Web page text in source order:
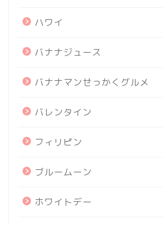
ハワイ
バナナジュース
バナナマンせっかくグルメ
バレンタイン
フィリピン
ブルームーン
ホワイトデー